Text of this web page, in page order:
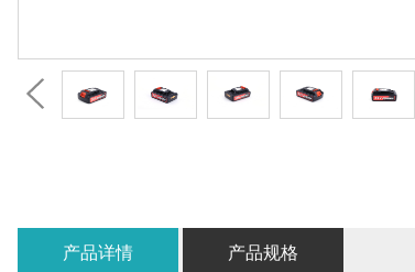
产品详情 产品规格